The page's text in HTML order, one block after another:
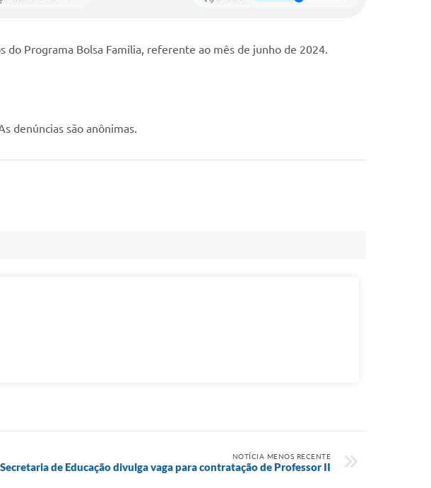
Programa Bolsa Família, referente ao mês de junho de 2024.
denúncias são anônimas.
NOTÍCIA MENOS RECENTE
Secretaria de Educação divulga vaga para contratação de Professor II